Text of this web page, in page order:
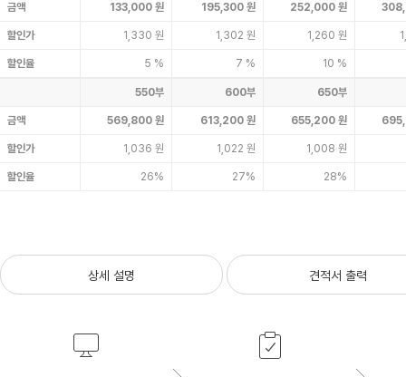
금액
할인가
할인율
133,000 원
1,330 원
5 %
195,300 원
1,302 원
7 %
252,000 원
1,260 원
10 %
금액
할인가
할인율
550부
569,800 원
1,036 원
26%
600부
613,200 원
1,022 원
27%
650부
655,200 원
1,008 원
28%
상세 설명 견적서 출력